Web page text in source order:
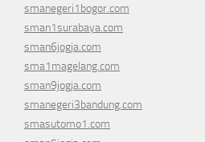
smanegeri1bogor.com
sman1surabaya.com
sman6jogja.com
sma1magelang.com
sman9jogja.com
smanegeri3bandung.com
smasutomo1.com